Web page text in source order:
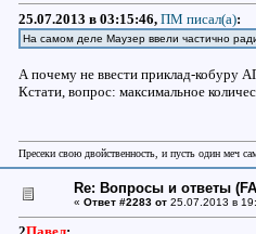
25.07.2013 в 03:15:46, ПМ писал(a):
На самом деле Маузер ввели частично
А почему не ввести приклад-кобуру
Кстати, вопрос: максимальное
Пресеки свою двойственность, и пусть один меч
Re: Вопросы и ответы
« Ответ #2283 от25.07.2013 в